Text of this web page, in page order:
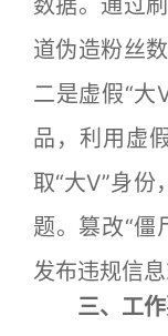
数据。通过
道伪造粉丝
二是虚假“大
品，利用虚
取“大V”身份
题。篡改“僵
发布违规信息
三、工作